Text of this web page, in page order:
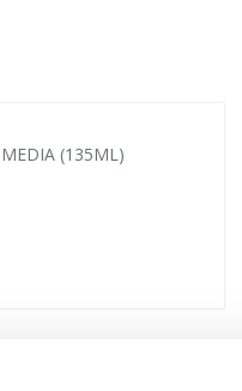
(135ML)